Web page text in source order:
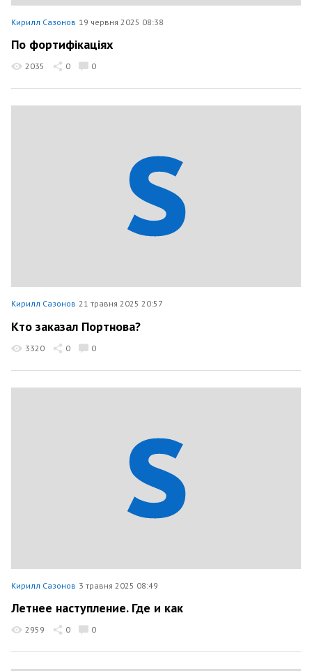
Кирилл Сазонов 19 червня 2025 08:38
По фортифікаціях
2035 0 0
Кирилл Сазонов 21 травня 2025 20:57
Кто заказал Портнова?
3320 0 0
Кирилл Сазонов 3 травня 2025 08:49
Летнее наступление. Где и как
2959 0 0